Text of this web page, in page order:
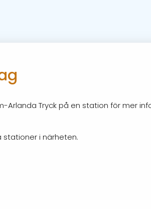
Tryck på en station för mer
stationer i närheten.